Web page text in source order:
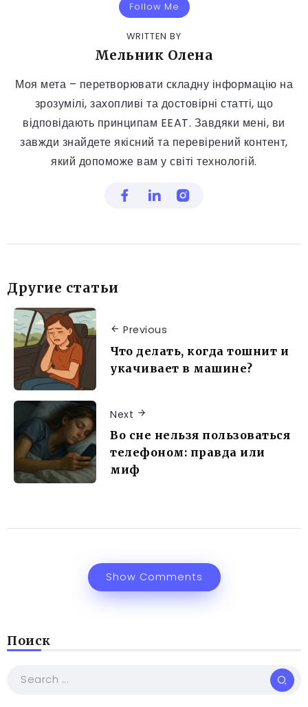
Follow Me
WRITTEN BY
Мельник Олена
Моя мета – перетворювати складну інформацію на
зрозумілі, захопливі та достовірні статті, що
відповідають принципам EEAT. Завдяки мені, ви
завжди знайдете якісний та перевірений контент,
який допоможе вам у світі технологій.
Другие статьи
Previous
Что делать, когда тошнит и
укачивает в машине?
Next
Во сне нельзя пользоваться
телефоном: правда или
миф
Show Comments
Поиск